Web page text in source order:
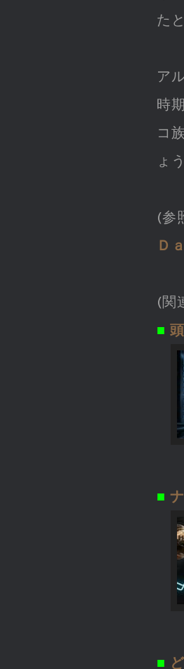
た
ア
時
コ
ょ
(参
Ｄ
(関
■
■
■